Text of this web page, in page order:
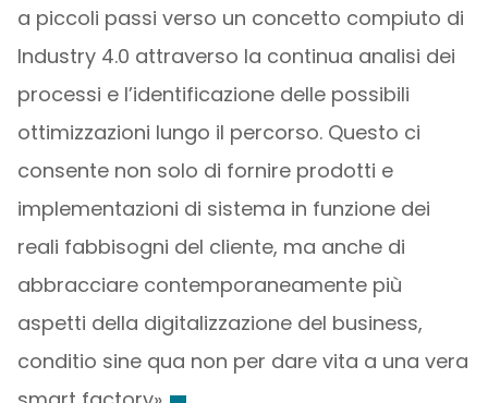
a piccoli passi verso un concetto compiuto di
Industry 4.0 attraverso la continua analisi dei
processi e l’identificazione delle possibili
ottimizzazioni lungo il percorso. Questo ci
consente non solo di fornire prodotti e
implementazioni di sistema in funzione dei
reali fabbisogni del cliente, ma anche di
abbracciare contemporaneamente più
aspetti della digitalizzazione del business,
conditio sine qua non per dare vita a una vera